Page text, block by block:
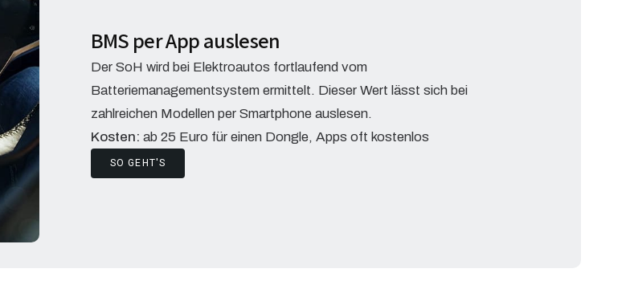
BMS per App auslesen
Der SoH wird bei Elektroautos fortlaufend vom
Batteriemanagementsystem ermittelt. Dieser Wert lässt sich bei
zahlreichen Modellen per Smartphone auslesen.
Kosten: ab 25 Euro für einen Dongle, Apps oft kostenlos
SO GEHT'S